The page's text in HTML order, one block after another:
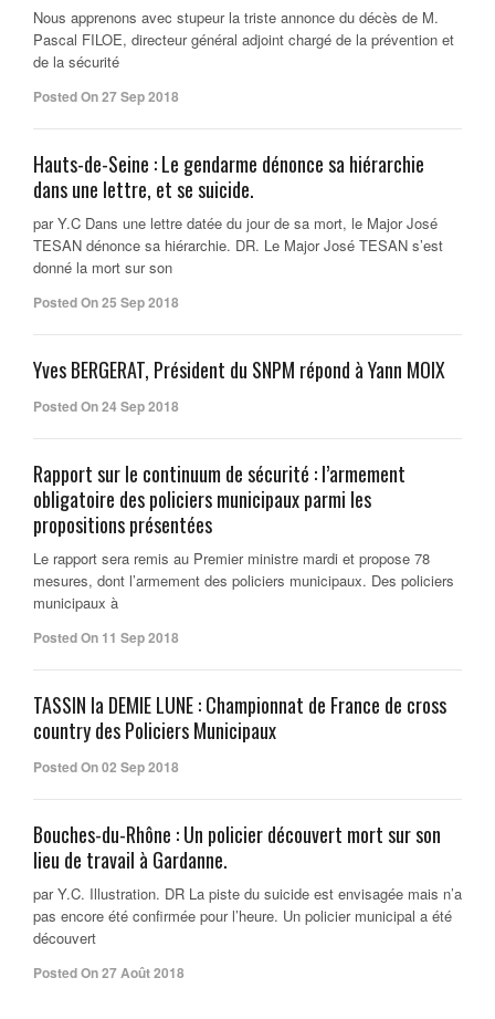
Nous apprenons avec stupeur la triste annonce du décès de M.
Pascal FILOE, directeur général adjoint chargé de la prévention et
de la sécurité
Posted On 27 Sep 2018
Hauts-de-Seine : Le gendarme dénonce sa hiérarchie
dans une lettre, et se suicide.
par Y.C Dans une lettre datée du jour de sa mort, le Major José
TESAN dénonce sa hiérarchie. DR. Le Major José TESAN s’est
donné la mort sur son
Posted On 25 Sep 2018
Yves BERGERAT, Président du SNPM répond à Yann MOIX
Posted On 24 Sep 2018
Rapport sur le continuum de sécurité : l’armement
obligatoire des policiers municipaux parmi les
propositions présentées
Le rapport sera remis au Premier ministre mardi et propose 78
mesures, dont l’armement des policiers municipaux. Des policiers
municipaux à
Posted On 11 Sep 2018
TASSIN la DEMIE LUNE : Championnat de France de cross
country des Policiers Municipaux
Posted On 02 Sep 2018
Bouches-du-Rhône : Un policier découvert mort sur son
lieu de travail à Gardanne.
par Y.C. Illustration. DR La piste du suicide est envisagée mais n’a
pas encore été confirmée pour l’heure. Un policier municipal a été
découvert
Posted On 27 Août 2018